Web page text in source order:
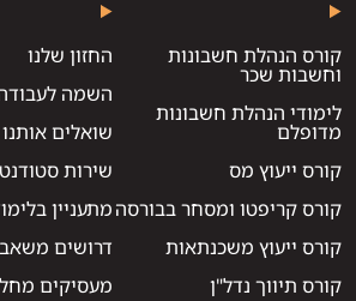
קורס הנהלת חשבונות
וחשבות שכר
לימודי הנהלת חשבונות
מדופלם
קורס ייעוץ מס
קורס קריפטו ומסחר בבורסה
קורס ייעוץ משכנתאות
קורס תיווך נדל"ן
החזון שלנו
השמה
שואלים אותנו
שירות
מתעניין
דרושים
מעסיקים